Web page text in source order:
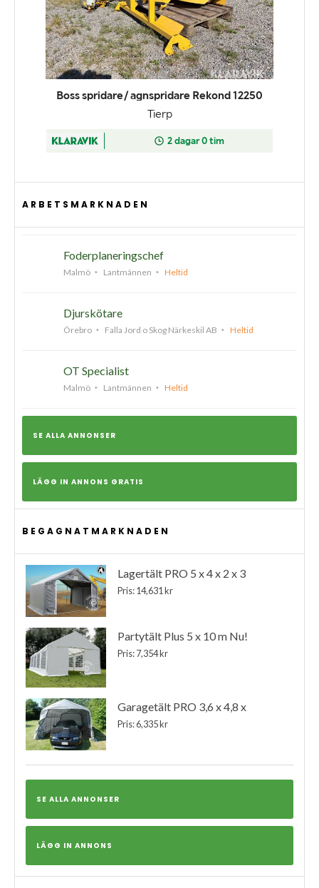
ARBETSMARKNADEN
Foderplaneringschef
Malmö Lantmännen Heltid
Djurskötare
Örebro Falla Jord o Skog Närkeskil AB Heltid
OT Specialist
Malmö Lantmännen Heltid
SE ALLA ANNONSER
LÄGG IN ANNONS GRATIS
BEGAGNATMARKNADEN
Lagertält PRO 5 x 4 x 2 x 3
Pris: 14,631 kr
Partytält Plus 5 x 10 m Nu!
Pris: 7,354 kr
Garagetält PRO 3,6 x 4,8 x
Pris: 6,335 kr
SE ALLA ANNONSER
LÄGG IN ANNONS